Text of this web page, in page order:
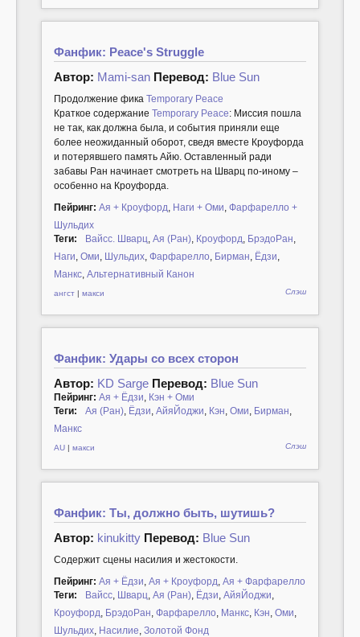
Фанфик: Peace's Struggle
Автор: Mami-san Перевод: Blue Sun
Продолжение фика Temporary Peace
Краткое содержание Temporary Peace: Миссия пошла
не так, как должна была, и события приняли еще
более неожиданный оборот, сведя вместе Кроуфорда
и потерявшего память Айю. Оставленный ради
забавы Ран начинает смотреть на Шварц по-иному –
особенно на Кроуфорда.
Пейринг: Ая + Кроуфорд Наги + Оми Фарфарелло +
Шульдих
Теги:
Вайсс. Шварц Ая (Ран) Кроуфорд БрэдоРан
Наги Оми Шульдих Фарфарелло Бирман Ёдзи
Манкс Альтернативный Канон
ангст | макси Слэш
Фанфик: Удары со всех сторон
Автор: KD Sarge Перевод: Blue Sun
Пейринг: Ая + Ёдзи Кэн + Оми
Теги:
Ая (Ран) Ёдзи АйяЙоджи Кэн Оми Бирман
Манкс
AU | макси Слэш
Фанфик: Ты, должно быть, шутишь?
Автор: kinukitty Перевод: Blue Sun
Содержит сцены насилия и жестокости.
Пейринг: Ая + Ёдзи Ая + Кроуфорд Ая + Фарфарелло
Теги:
Вайсс Шварц Ая (Ран) Ёдзи АйяЙоджи
Кроуфорд БрэдоРан Фарфарелло Манкс Кэн Оми
Шульдих Насилие Золотой Фонд